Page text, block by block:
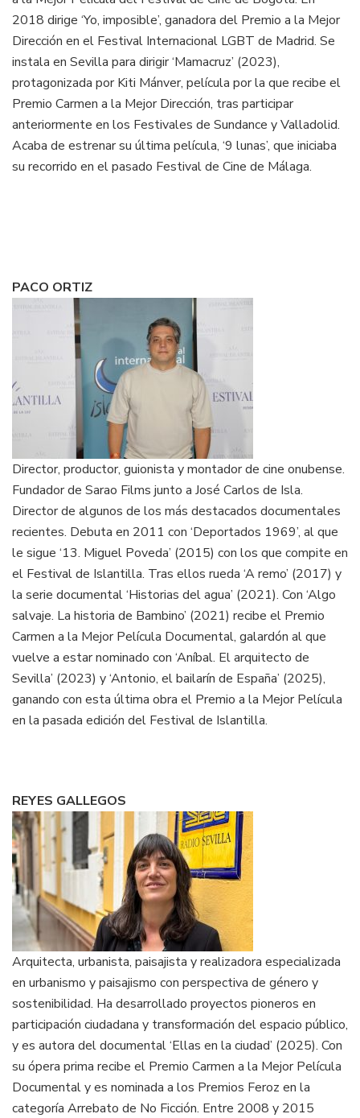
2018 dirige ‘Yo, imposible’, ganadora del Premio a la Mejor
Dirección en el Festival Internacional LGBT de Madrid. Se
instala en Sevilla para dirigir ‘Mamacruz’ (2023),
protagonizada por Kiti Mánver, película por la que recibe el
Premio Carmen a la Mejor Dirección, tras participar
anteriormente en los Festivales de Sundance y Valladolid.
Acaba de estrenar su última película, ‘9 lunas’, que iniciaba
su recorrido en el pasado Festival de Cine de Málaga.
PACO ORTIZ
Director, productor, guionista y montador de cine onubense.
Fundador de Sarao Films junto a José Carlos de Isla.
Director de algunos de los más destacados documentales
recientes. Debuta en 2011 con ‘Deportados 1969’, al que
le sigue ‘13. Miguel Poveda’ (2015) con los que compite en
el Festival de Islantilla. Tras ellos rueda ‘A remo’ (2017) y
la serie documental ‘Historias del agua’ (2021). Con ‘Algo
salvaje. La historia de Bambino’ (2021) recibe el Premio
Carmen a la Mejor Película Documental, galardón al que
vuelve a estar nominado con ‘Aníbal. El arquitecto de
Sevilla’ (2023) y ‘Antonio, el bailarín de España’ (2025),
ganando con esta última obra el Premio a la Mejor Película
en la pasada edición del Festival de Islantilla.
REYES GALLEGOS
Arquitecta, urbanista, paisajista y realizadora especializada
en urbanismo y paisajismo con perspectiva de género y
sostenibilidad. Ha desarrollado proyectos pioneros en
participación ciudadana y transformación del espacio público,
y es autora del documental ‘Ellas en la ciudad’ (2025). Con
su ópera prima recibe el Premio Carmen a la Mejor Película
Documental y es nominada a los Premios Feroz en la
categoría Arrebato de No Ficción. Entre 2008 y 2015